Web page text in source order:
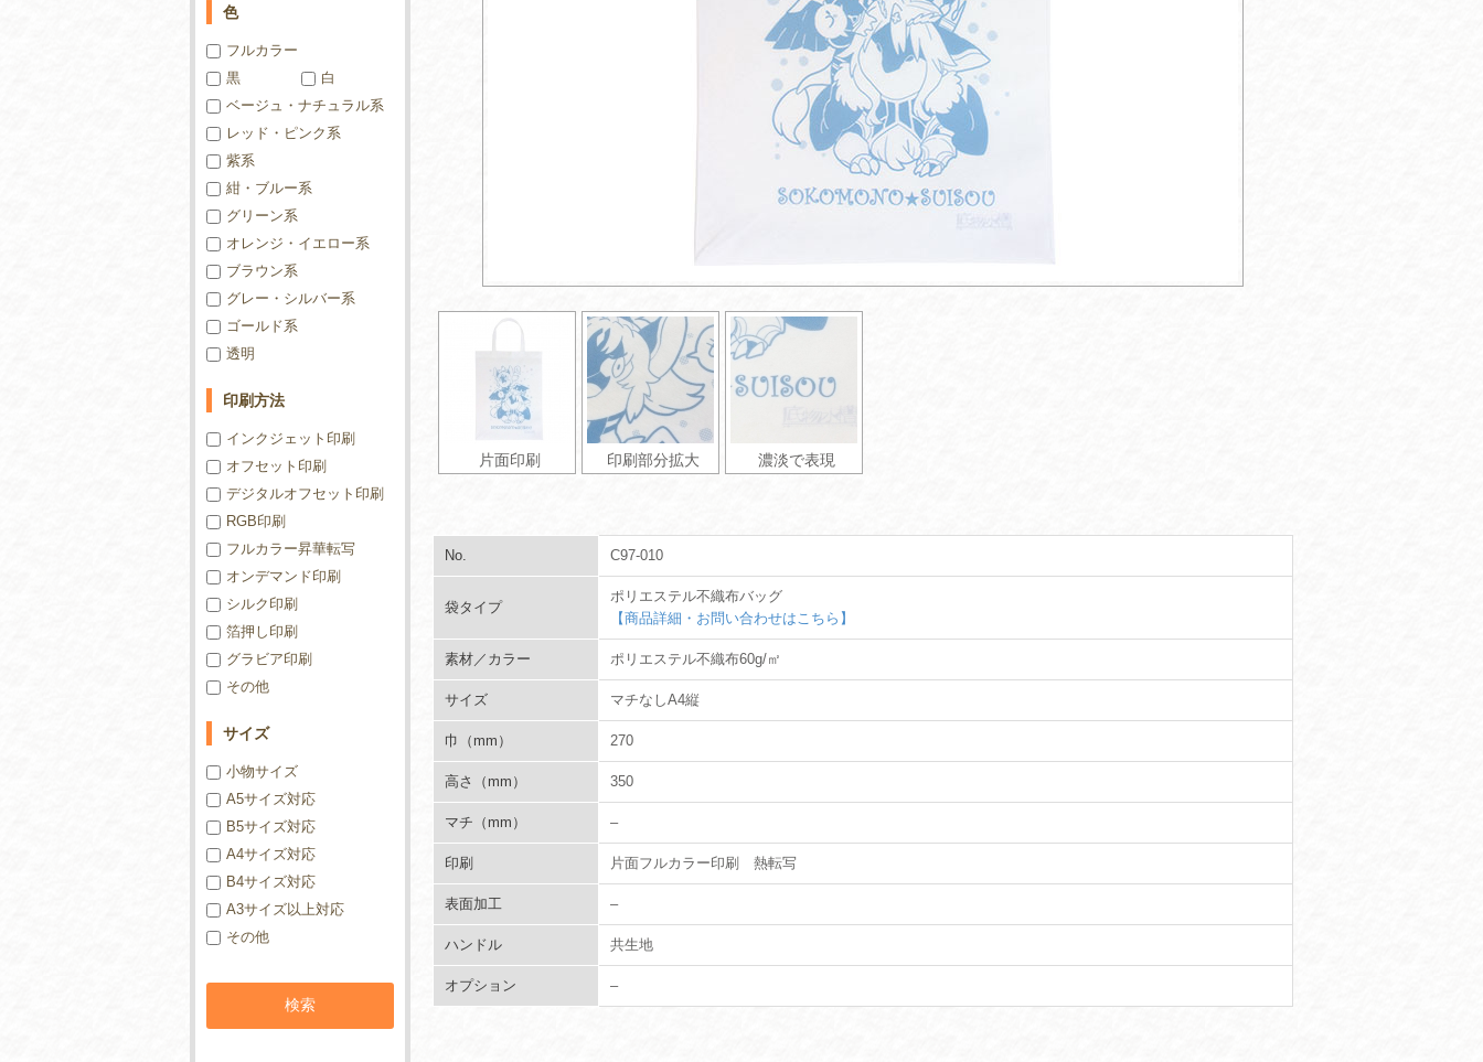
片面印刷 印刷部分拡大 濃淡で表現
No. C97-010
袋タイプ
ポリエステル不織布バッグ
【商品詳細・お問い合わせはこちら】
素材／カラー ポリエステル不織布60g/㎡
サイズ マチなしA4縦
巾（mm） 270
高さ（mm） 350
マチ（mm） –
印刷 片面フルカラー印刷 熱転写
表面加工 –
ハンドル 共生地
オプション –
色
フルカラー
黒
白
ベージュ・ナチュラル系
レッド・ピンク系
紫系
紺・ブルー系
グリーン系
オレンジ・イエロー系
ブラウン系
グレー・シルバー系
ゴールド系
透明
印刷方法
インクジェット印刷
オフセット印刷
デジタルオフセット印刷
RGB印刷
フルカラー昇華転写
オンデマンド印刷
シルク印刷
箔押し印刷
グラビア印刷
その他
サイズ
小物サイズ
A5サイズ対応
B5サイズ対応
A4サイズ対応
B4サイズ対応
A3サイズ以上対応
その他